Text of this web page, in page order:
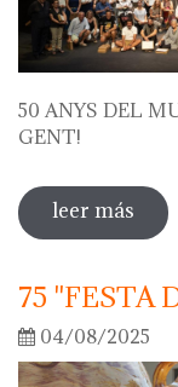
50 ANYS DEL
GENT!
leer más
75 "FESTA
04/08/2025